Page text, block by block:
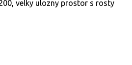
velky ulozny prostor s rosty